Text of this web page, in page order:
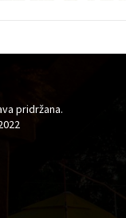
pridržana.